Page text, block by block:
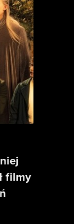
filmy